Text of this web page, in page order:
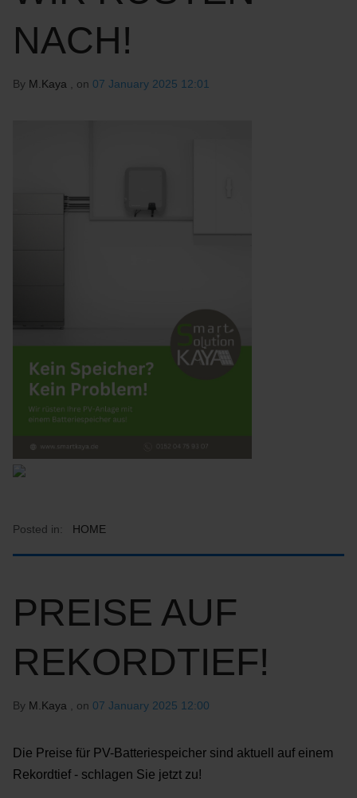
NACH!
By M.Kaya , on 07 January 2025 12:01
Posted in: HOME
PREISE AUF
REKORDTIEF!
By M.Kaya , on 07 January 2025 12:00
Die Preise für PV-Batteriespeicher sind aktuell auf einem
Rekordtief - schlagen Sie jetzt zu!